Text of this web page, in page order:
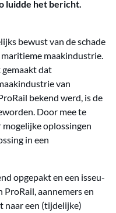
luidde het bericht.
bewust van de schade
maakindustrie.
dat
van
bekend werd, is de
Door mee te
mogelijke oplossingen
in een
opgepakt en een isseu-
aannemers en
naar een (tijdelijke)